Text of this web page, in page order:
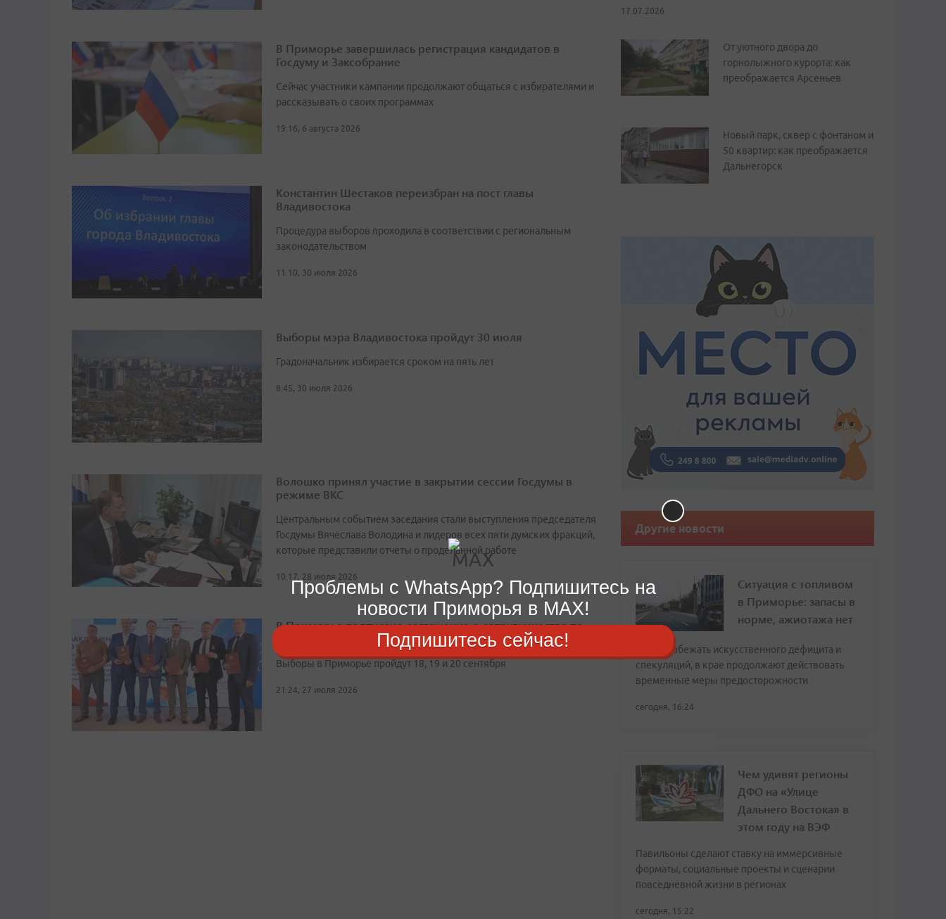
В Приморье завершилась регистрация кандидатов в
Госдуму и Заксобрание
Сейчас участники кампании продолжают общаться с избирателями и
рассказывать о своих программах
19:16, 6 августа 2026
Константин Шестаков переизбран на пост главы
Владивостока
Процедура выборов проходила в соответствии с региональным
законодательством
11:10, 30 июля 2026
Выборы мэра Владивостока пройдут 30 июля
Градоначальник избирается сроком на пять лет
8:45, 30 июля 2026
Волошко принял участие в закрытии сессии Госдумы в
режиме ВКС
Центральным событием заседания стали выступления председателя
Госдумы Вячеслава Володина и лидеров всех пяти думских фракций,
которые представили отчеты о проделанной работе
10:17, 28 июля 2026
В Приморье подписано соглашение о сотрудничестве по
наблюдению за выборами
Выборы в Приморье пройдут 18, 19 и 20 сентября
21:24, 27 июля 2026
17.07.2026
От уютного двора до
горнолыжного курорта: как
преображается Арсеньев
Новый парк, сквер с фонтаном и
50 квартир: как преображается
Дальнегорск
Другие новости
Ситуация с топливом
в Приморье: запасы в
норме, ажиотажа нет
Чтобы избежать искусственного дефицита и
спекуляций, в крае продолжают действовать
временные меры предосторожности
сегодня, 16:24
Чем удивят регионы
ДФО на «Улице
Дальнего Востока» в
этом году на ВЭФ
Павильоны сделают ставку на иммерсивные
форматы, социальные проекты и сценарии
повседневной жизни в регионах
сегодня, 15:22
Проблемы с WhatsApp? Подпишитесь на
новости Приморья в MAX!
Подпишитесь сейчас!